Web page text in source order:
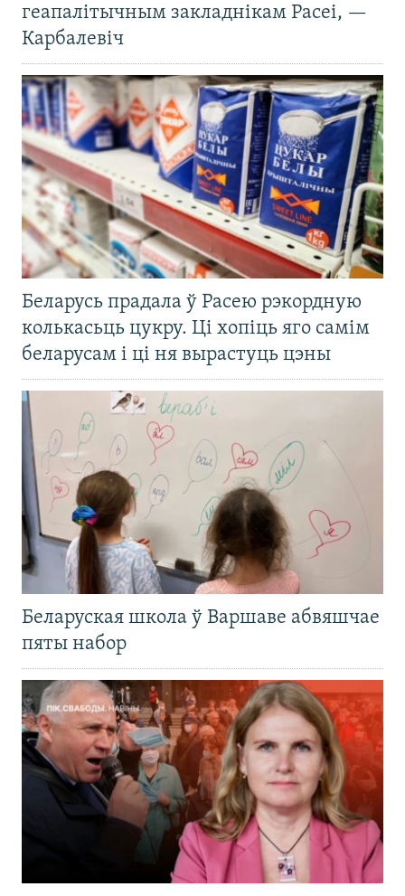
геапалітычным закладнікам Расеі, —
Карбалевіч
Беларусь прадала ў Расею рэкордную
колькасьць цукру. Ці хопіць яго самім
беларусам і ці ня вырастуць цэны
Беларуская школа ў Варшаве абвяшчае
пяты набор